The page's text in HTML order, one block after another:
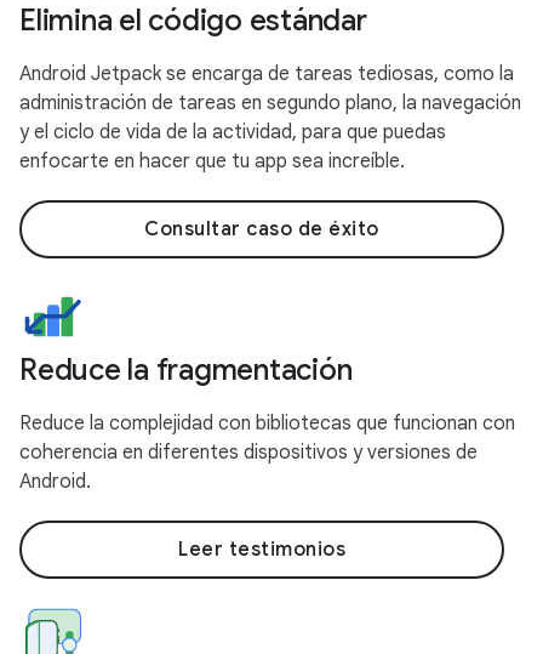
Elimina el código estándar
Android Jetpack se encarga de tareas tediosas, como la
administración de tareas en segundo plano, la navegación
y el ciclo de vida de la actividad, para que puedas
enfocarte en hacer que tu app sea increíble.
Consultar caso de éxito
Reduce la fragmentación
Reduce la complejidad con bibliotecas que funcionan con
coherencia en diferentes dispositivos y versiones de
Android.
Leer testimonios